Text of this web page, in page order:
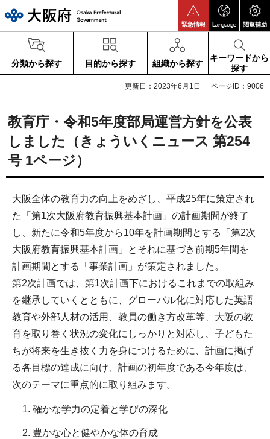
緊急情報 Language 閲覧補助
分類から探す 目的から探す 組織から探す
キーワードから
探す
更新日：2023年6月1日 ページID：9006
教育庁・令和5年度部局運営方針を公表
しました（きょういくニュース 第254
号 1ページ）
大阪全体の教育力の向上をめざし、平成25年に策定され
た「第1次大阪府教育振興基本計画」の計画期間が終了
し、新たに令和5年度から10年を計画期間とする「第2次
大阪府教育振興基本計画」とそれに基づき前期5年間を
計画期間とする「事業計画」が策定されました。
第2次計画では、第1次計画下におけるこれまでの取組み
を継承していくとともに、グローバル化に対応した英語
教育や外部人材の活用、教員の働き方改革等、大阪の教
育を取り巻く状況の変化にしっかりと対応し、子どもた
ちが将来を生き抜く力を身につけるために、計画に掲げ
る各目標の達成に向け、計画の初年度である今年度は、
次のテーマに重点的に取り組みます。
確かな学力の定着と学びの深化
豊かな心と健やかな体の育成